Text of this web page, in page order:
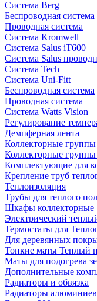
Система Berg
Беспроводная
Проводная система
Система Kromwell
Система Salus iT600
Система Salus
Система Tech
Система Uni-Fitt
Беспроводная система
Проводная система
Система Watts Vision
Регулирование
Демпферная лента
Коллекторные группы
Коллекторные
Комплектующие для
Крепление труб
Теплоизоляция
Трубы для теплого
Шкафы коллекторные
Электрический
Термостаты для
Для деревянных
Тонкие маты Теплый
Маты для подогрева
Дополнительные
Радиаторы и обвязка
Радиаторы